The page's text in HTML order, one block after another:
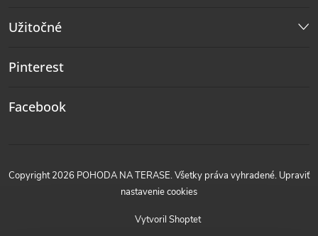
Užitočné
Pinterest
Facebook
Vytvoril Shoptet
Copyright 2026 POHODA NA TERASE. Všetky práva vyhradené. Upraviť
nastavenie cookies